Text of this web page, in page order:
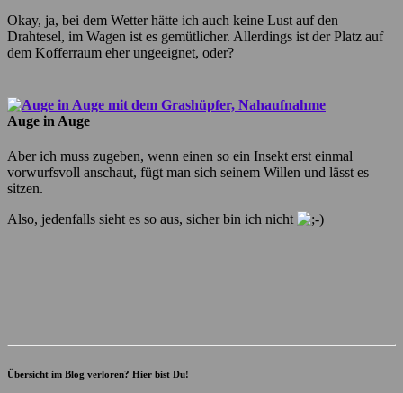
Okay, ja, bei dem Wetter hätte ich auch keine Lust auf den
Drahtesel, im Wagen ist es gemütlicher. Allerdings ist der Platz auf
dem Kofferraum eher ungeeignet, oder?
Auge in Auge
Aber ich muss zugeben, wenn einen so ein Insekt erst einmal
vorwurfsvoll anschaut, fügt man sich seinem Willen und lässt es
sitzen.
Also, jedenfalls sieht es so aus, sicher bin ich nicht
Übersicht im Blog verloren? Hier bist Du!